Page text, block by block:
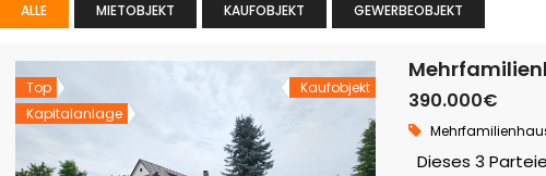
ALLE MIETOBJEKT KAUFOBJEKT GEWERBEOBJEKT
Top
Kapitalanlage
Kaufobjekt
390.000€
Dieses 3